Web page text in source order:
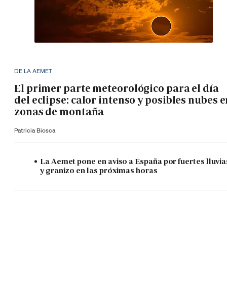
DE LA AEMET
El primer parte meteorológico para el día
del eclipse: calor intenso y posibles nubes
zonas de montaña
Patricia Biosca
La Aemet pone en aviso a España por fuertes
y granizo en las próximas horas